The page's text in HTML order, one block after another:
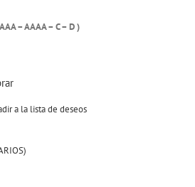
– AAAA – C – D )
a la lista de deseos